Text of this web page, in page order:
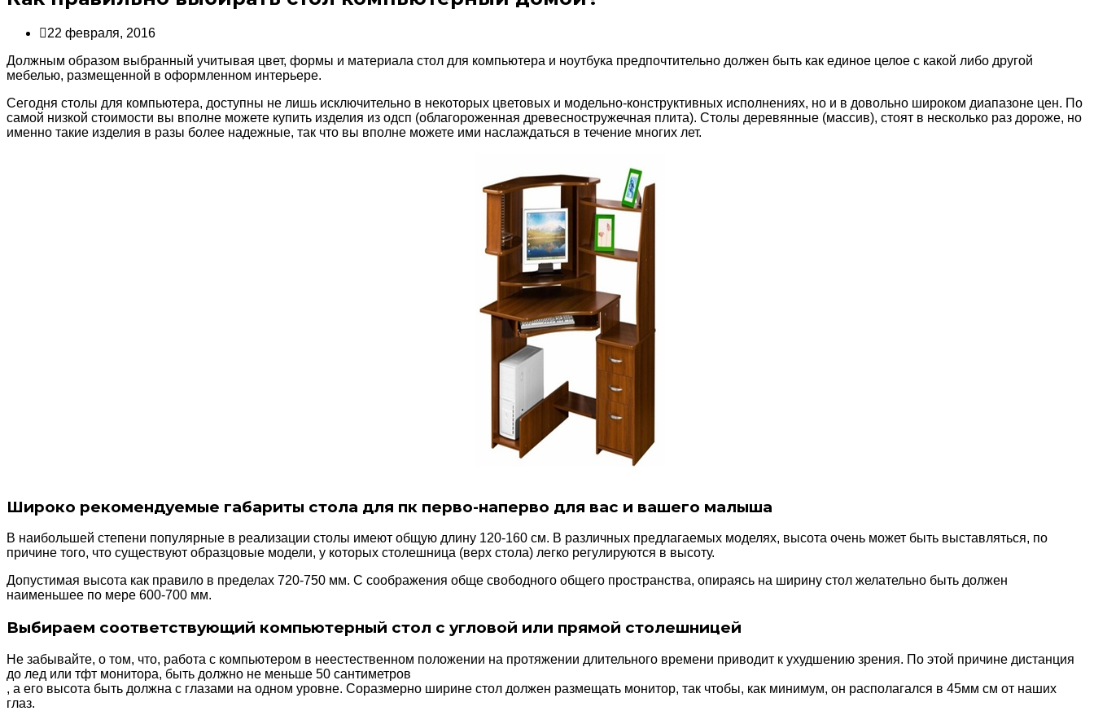
22 февраля, 2016
Должным образом выбранный учитывая цвет, формы и материала стол для компьютера и ноутбука предпочтительно должен быть как единое целое с какой либо другой
мебелью, размещенной в оформленном интерьере.
Сегодня столы для компьютера, доступны не лишь исключительно в некоторых цветовых и модельно-конструктивных исполнениях, но и в довольно широком диапазоне цен. По
самой низкой стоимости вы вполне можете купить изделия из одсп (облагороженная древесностружечная плита). Столы деревянные (массив), стоят в несколько раз дороже, но
именно такие изделия в разы более надежные, так что вы вполне можете ими наслаждаться в течение многих лет.
Широко рекомендуемые габариты стола для пк перво-наперво для вас и вашего малыша
В наибольшей степени популярные в реализации столы имеют общую длину 120-160 см. В различных предлагаемых моделях, высота очень может быть выставляться, по
причине того, что существуют образцовые модели, у которых столешница (верх стола) легко регулируются в высоту.
Допустимая высота как правило в пределах 720-750 мм. С соображения обще свободного общего пространства, опираясь на ширину стол желательно быть должен
наименьшее по мере 600-700 мм.
Выбираем соответствующий компьютерный стол с угловой или прямой столешницей
Не забывайте, о том, что, работа с компьютером в неестественном положении на протяжении длительного времени приводит к ухудшению зрения. По этой причине дистанция
до лед или тфт монитора, быть должно не меньше 50 сантиметров
, а его высота быть должна с глазами на одном уровне. Соразмерно ширине стол должен размещать монитор, так чтобы, как минимум, он располагался в 45мм см от наших
глаз.